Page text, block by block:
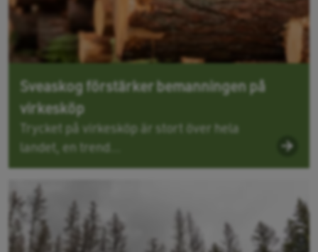
Sveaskog förstärker bemanningen på
virkesköp
Trycket på virkesköp är stort över hela
landet, en trend...